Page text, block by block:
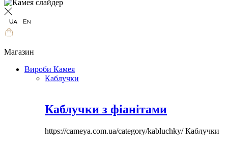
Магазин
Вироби Камея
Каблучки
Каблучки з фіанітами
https://cameya.com.ua/category/kabluchky/Каблучки